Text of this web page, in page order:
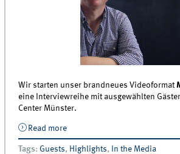
Wir starten unser brandneues Videoformat
eine Interviewreihe mit ausgewählten
Center Münster.
Read moreabout Gedankenfutter aus
neue Videoformat MCM
Tags: Guests, Highlights, In the Media